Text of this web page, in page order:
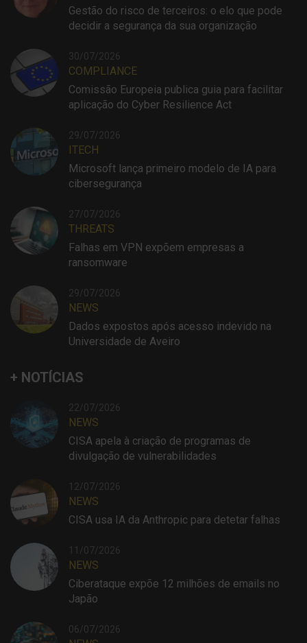
Gestão do risco de terceiros: o elo que pode
decidir a segurança da sua organização
30/07/2026
COMPLIANCE
Comissão Europeia publica guia para facilitar
aplicação do Cyber Resilience Act
29/07/2026
ITECH
Microsoft lança primeiro modelo de IA para
cibersegurança
27/07/2026
THREATS
Falhas em VPN expõem empresas a
ransomware
29/07/2026
NEWS
Dados expostos após acesso indevido na
Universidade de Aveiro
+ NOTÍCIAS
22/07/2026
NEWS
CISA apela à criação de programas de
divulgação de vulnerabilidades
12/07/2026
NEWS
CISA usa IA da Anthropic para detetar falhas
11/07/2026
NEWS
Ciberataque expõe 12 milhões de emails no
Japão
06/07/2026